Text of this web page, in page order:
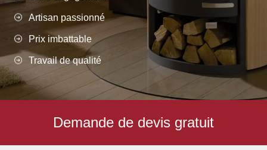
Artisan passionné
Prix imbattable
Travail de qualité
Demande de devis gratuit